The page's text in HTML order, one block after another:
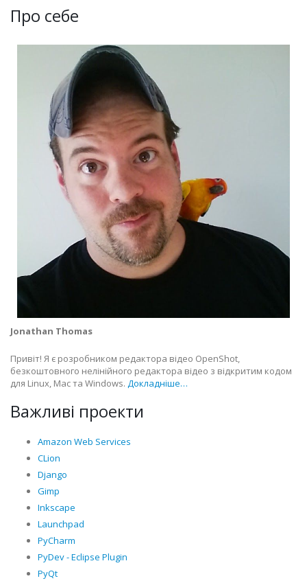
Про себе
Jonathan Thomas
Привіт! Я є розробником редактора відео OpenShot,
безкоштовного нелінійного редактора відео з відкритим кодом
для Linux, Mac та Windows. Докладніше…
Важливі проекти
Amazon Web Services
CLion
Django
Gimp
Inkscape
Launchpad
PyCharm
PyDev - Eclipse Plugin
PyQt